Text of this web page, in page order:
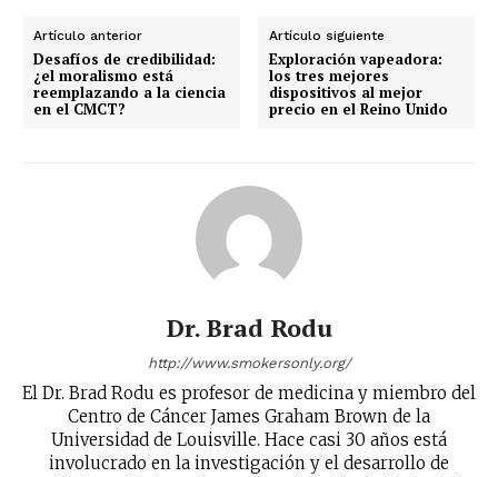
No te pierdas de las
últimas noticias
Artículo anterior
Desafíos de credibilidad:
¿el moralismo está
reemplazando a la ciencia
en el CMCT?
Artículo siguiente
Exploración vapeadora:
los tres mejores
dispositivos al mejor
precio en el Reino Unido
Dr. Brad Rodu
http://www.smokersonly.org/
El Dr. Brad Rodu es profesor de medicina y miembro del
Centro de Cáncer James Graham Brown de la
Universidad de Louisville. Hace casi 30 años está
involucrado en la investigación y el desarrollo de